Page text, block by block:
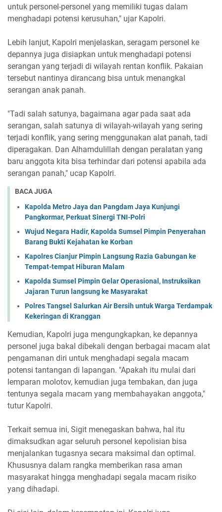
untuk personel-personel yang memiliki tugas dalam
menghadapi potensi kerusuhan," ujar Kapolri.
Lebih lanjut, Kapolri menjelaskan, seragam personel ke
depannya juga disiapkan untuk menghadapi potensi
serangan yang terjadi di wilayah rentan konflik. Pakaian
tersebut nantinya dirancang bisa untuk menangkal
serangan anak panah.
"Tadi salah satunya, bagaimana agar pada saat ada
serangan, salah satunya di wilayah-wilayah yang sering
terjadi konflik, yang sering menggunakan alat panah, tadi
diperagakan. Dan Alhamdulillah dengan peralatan yang
baru anggota kita bisa terhindar dari potensi apabila ada
serangan panah," ucap Kapolri.
BACA JUGA
Kapolda Metro Jaya dan Pangdam Jaya Kunjungi
Pangkormar, Perkuat Sinergi TNI-Polri
Wujud Negara Hadir, Kapolda Sumsel Pimpin Penyerahan
Barang Bukti Kejahatan ke Korban
Kapolres Cianjur Pimpin Langsung Razia Gabungan ke
Tempat-tempat Hiburan Malam
Kapolda Sumsel Pimpin Gelar Operasional, Instruksikan
Jajaran Turun langsung ke Masyarakat
Polres Tangsel Salurkan Air Bersih untuk Warga Terdampak
Kekeringan di Kranggan
Kemudian, Kapolri juga mengungkapkan, ke depannya
personel juga bakal dibekali dengan berbagai macam alat
pengamanan diri untuk menghadapi segala macam
potensi tantangan di lapangan. "Apakah itu mulai dari
lemparan molotov, kemudian juga tembakan, dan juga
tentunya segala macam yang membahayakan anggota,"
tutur Kapolri.
Terkait semua ini, Sigit menegaskan bahwa, hal itu
dimaksudkan agar seluruh personel kepolisian bisa
menjalankan tugasnya secara maksimal dan optimal.
Khususnya dalam rangka memberikan rasa aman
masyarakat hingga menghadapi segala macam risiko
yang dihadapi.